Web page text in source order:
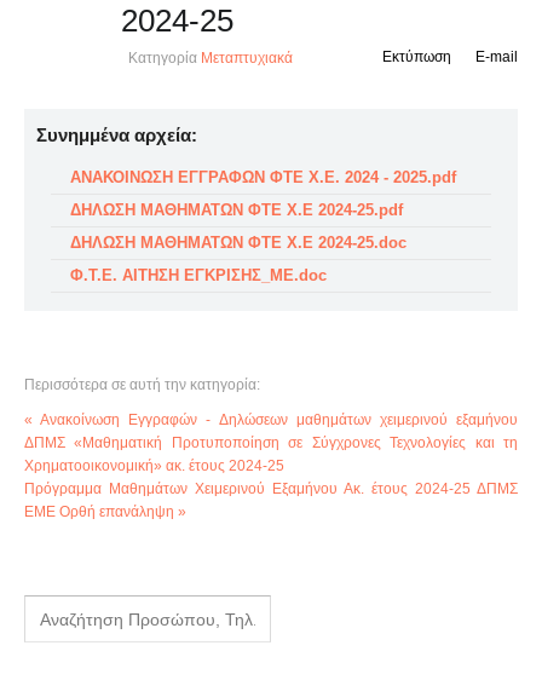
2024-25
Κατηγορία Μεταπτυχιακά E-mail
Εκτύπωση
Συνημμένα αρχεία:
ΑΝΑΚΟΙΝΩΣΗ ΕΓΓΡΑΦΩΝ ΦΤΕ Χ.Ε. 2024 - 2025.pdf
ΔΗΛΩΣΗ ΜΑΘΗΜΑΤΩΝ ΦΤΕ Χ.Ε 2024-25.pdf
ΔΗΛΩΣΗ ΜΑΘΗΜΑΤΩΝ ΦΤΕ Χ.Ε 2024-25.doc
Φ.Τ.Ε. ΑΙΤΗΣΗ ΕΓΚΡΙΣΗΣ_ME.doc
Περισσότερα σε αυτή την κατηγορία:
« Ανακοίνωση Εγγραφών - Δηλώσεων μαθημάτων χειμερινού εξαμήνου
ΔΠΜΣ «Μαθηματική Προτυποποίηση σε Σύγχρονες Τεχνολογίες και τη
Χρηματοοικονομική» ακ. έτους 2024-25
Πρόγραμμα Μαθημάτων Χειμερινού Εξαμήνου Ακ. έτους 2024-25 ΔΠΜΣ
ΕΜΕ Ορθή επανάληψη »